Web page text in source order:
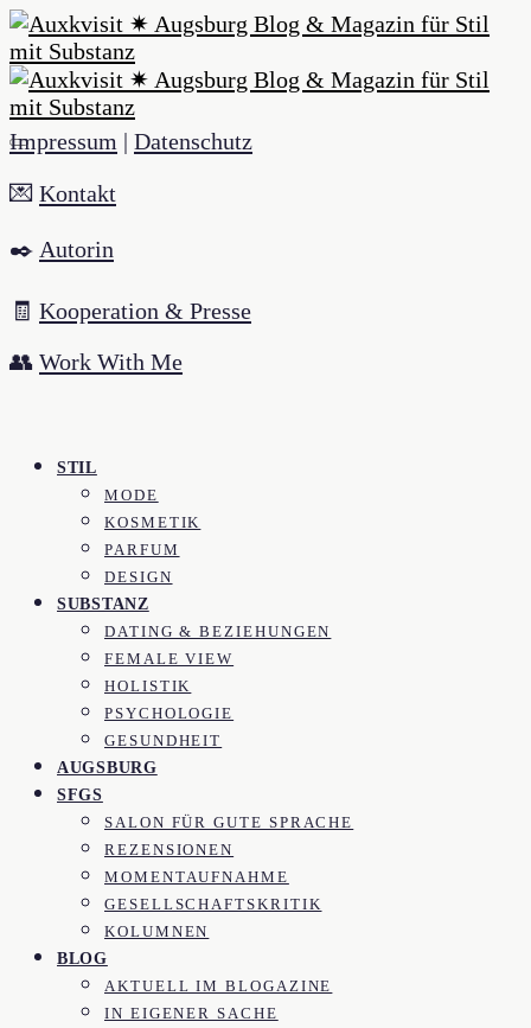
Impressum | Datenschutz
💌 Kontakt
✒️ Autorin
🧾 Kooperation & Presse
👥 Work With Me
STIL
MODE
KOSMETIK
PARFUM
DESIGN
SUBSTANZ
DATING & BEZIEHUNGEN
FEMALE VIEW
HOLISTIK
PSYCHOLOGIE
GESUNDHEIT
AUGSBURG
SFGS
SALON FÜR GUTE SPRACHE
REZENSIONEN
MOMENTAUFNAHME
GESELLSCHAFTSKRITIK
KOLUMNEN
BLOG
AKTUELL IM BLOGAZINE
IN EIGENER SACHE